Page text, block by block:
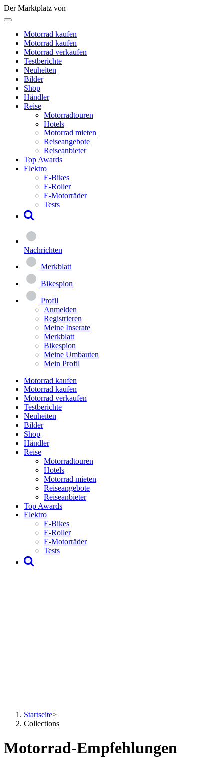
Der Marktplatz von
Motorrad kaufen
Motorrad kaufen
Motorrad verkaufen
Testberichte
Neuheiten
Bilder
Shop
Händler
Reise
Motorradtouren
Hotels
Motorrad mieten
Reiseangebote
Reiseanbieter
Top Awards
Elektro
E-Bikes
E-Roller
E-Motorräder
Tests
Nachrichten
Merkblatt
Bikespion
Profil
Anmelden
Registrieren
Meine Inserate
Merkblatt
Bikespion
Meine Umbauten
Mein Profil
Motorrad kaufen
Motorrad kaufen
Motorrad verkaufen
Testberichte
Neuheiten
Bilder
Shop
Händler
Reise
Motorradtouren
Hotels
Motorrad mieten
Reiseangebote
Reiseanbieter
Top Awards
Elektro
E-Bikes
E-Roller
E-Motorräder
Tests
Startseite>
Collections
Motorrad-Empfehlungen